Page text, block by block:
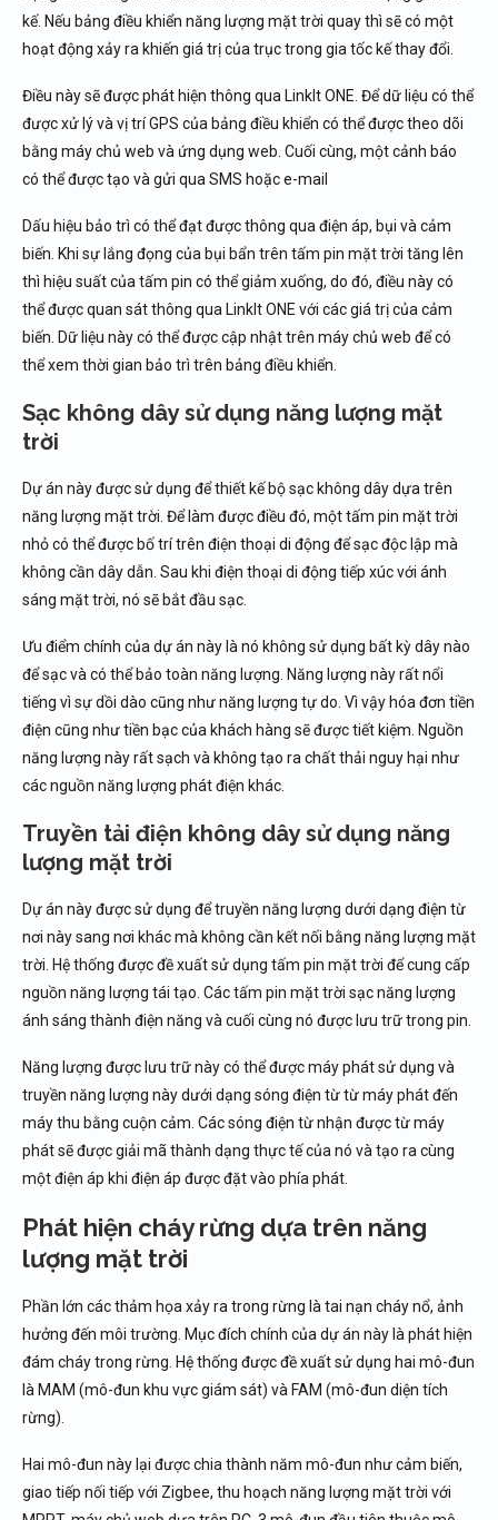
kế. Nếu bảng điều khiển năng lượng mặt trời quay thì sẽ có một
hoạt động xảy ra khiến giá trị của trục trong gia tốc kế thay đổi.
Điều này sẽ được phát hiện thông qua LinkIt ONE. Để dữ liệu có thể
được xử lý và vị trí GPS của bảng điều khiển có thể được theo dõi
bằng máy chủ web và ứng dụng web. Cuối cùng, một cảnh báo
có thể được tạo và gửi qua SMS hoặc e-mail
Dấu hiệu bảo trì có thể đạt được thông qua điện áp, bụi và cảm
biến. Khi sự lắng đọng của bụi bẩn trên tấm pin mặt trời tăng lên
thì hiệu suất của tấm pin có thể giảm xuống, do đó, điều này có
thể được quan sát thông qua LinkIt ONE với các giá trị của cảm
biến. Dữ liệu này có thể được cập nhật trên máy chủ web để có
thể xem thời gian bảo trì trên bảng điều khiển.
Sạc không dây sử dụng năng lượng mặt
trời
Dự án này được sử dụng để thiết kế bộ sạc không dây dựa trên
năng lượng mặt trời. Để làm được điều đó, một tấm pin mặt trời
nhỏ có thể được bố trí trên điện thoại di động để sạc độc lập mà
không cần dây dẫn. Sau khi điện thoại di động tiếp xúc với ánh
sáng mặt trời, nó sẽ bắt đầu sạc.
Ưu điểm chính của dự án này là nó không sử dụng bất kỳ dây nào
để sạc và có thể bảo toàn năng lượng. Năng lượng này rất nổi
tiếng vì sự dồi dào cũng như năng lượng tự do. Vì vậy hóa đơn tiền
điện cũng như tiền bạc của khách hàng sẽ được tiết kiệm. Nguồn
năng lượng này rất sạch và không tạo ra chất thải nguy hại như
các nguồn năng lượng phát điện khác.
Truyền tải điện không dây sử dụng năng
lượng mặt trời
Dự án này được sử dụng để truyền năng lượng dưới dạng điện từ
nơi này sang nơi khác mà không cần kết nối bằng năng lượng mặt
trời. Hệ thống được đề xuất sử dụng tấm pin mặt trời để cung cấp
nguồn năng lượng tái tạo. Các tấm pin mặt trời sạc năng lượng
ánh sáng thành điện năng và cuối cùng nó được lưu trữ trong pin.
Năng lượng được lưu trữ này có thể được máy phát sử dụng và
truyền năng lượng này dưới dạng sóng điện từ từ máy phát đến
máy thu bằng cuộn cảm. Các sóng điện từ nhận được từ máy
phát sẽ được giải mã thành dạng thực tế của nó và tạo ra cùng
một điện áp khi điện áp được đặt vào phía phát.
Phát hiện cháy rừng dựa trên năng
lượng mặt trời
Phần lớn các thảm họa xảy ra trong rừng là tai nạn cháy nổ, ảnh
hưởng đến môi trường. Mục đích chính của dự án này là phát hiện
đám cháy trong rừng. Hệ thống được đề xuất sử dụng hai mô-đun
là MAM (mô-đun khu vực giám sát) và FAM (mô-đun diện tích
rừng).
Hai mô-đun này lại được chia thành năm mô-đun như cảm biến,
giao tiếp nối tiếp với Zigbee, thu hoạch năng lượng mặt trời với